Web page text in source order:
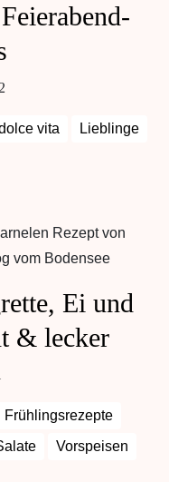
vita
Lieblinge
Ei und
& lecker
Frühlingsrezepte
Vorspeisen